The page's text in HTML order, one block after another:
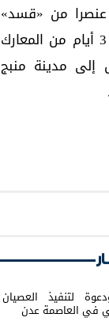
من جهة ثانية أعلن المرصد السوري لحقوق الإنسان في بيان عن مقتل 218 عنصرا من «قسد»
وتشكيلاتها العسكرية والفصائل الموالية لتركيا في عملية «فجر الحرية»، خلال 3 أيام من المعارك
إلى مدينة منبج
لتنفيذ العصيان
في العاصمة عدن